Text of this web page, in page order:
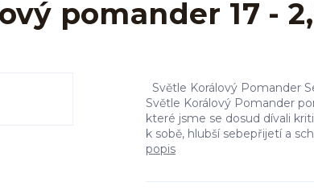
pomander 17 -
Světle Korálový Pomander
Světle Korálový Pomander
které jsme se dosud dívali
k sobě, hlubší sebepřijetí a
popis